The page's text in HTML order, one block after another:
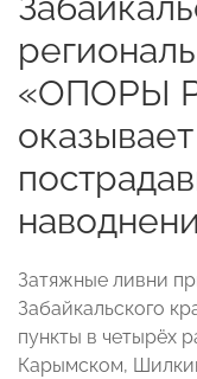
«ОПОРЫ
Затяжные ливни
Забайкальского
пункты в четырёх
Карымском,